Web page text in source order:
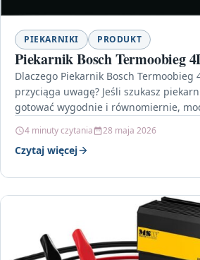
PIEKARNIKI PRODUKT
Piekarnik Bosch Termoobieg
Dlaczego Piekarnik Bosch Termoobieg
przyciąga uwagę? Jeśli szukasz
gotować wygodnie i równomiernie,
4 minuty czytania 28 maja 2026
Czytaj więcej